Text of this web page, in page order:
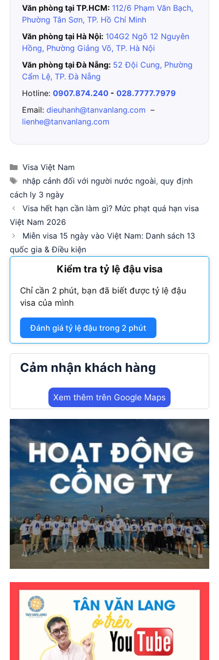
Văn phòng tại TP.HCM: 112/6 Phạm Văn Bạch,
Phường Tân Sơn, TP. Hồ Chí Minh
Văn phòng tại Hà Nội: 104G2 Ngõ 12 Nguyên
Hồng, Phường Giảng Võ, TP. Hà Nội
Văn phòng tại Đà Nẵng: 52 Đội Cung, Phường
Cẩm Lệ, TP. Đà Nẵng
Hotline: 0907.874.240 - 028.7777.7979
Email: dieuhanh@tanvanlang.com –
lienhe@tanvanlang.com
Categories
Visa Việt Nam
Tags
nhập cảnh đối với người nước ngoài, quy định
cách ly 3 ngày
Visa hết hạn cần làm gì? Mức phạt quá hạn visa
Việt Nam 2026
Miễn visa 15 ngày vào Việt Nam: Danh sách 13
quốc gia & Điều kiện
Kiểm tra tỷ lệ đậu visa
Chỉ cần 2 phút, bạn đã biết được tỷ lệ đậu
visa của mình
Đánh giá tỷ lệ đậu trong 2 phút
Cảm nhận khách hàng
Xem thêm trên Google Maps